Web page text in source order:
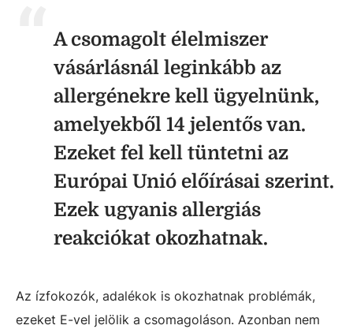
A csomagolt élelmiszer
vásárlásnál leginkább az
allergénekre kell ügyelnünk,
amelyekből 14 jelentős van.
Ezeket fel kell tüntetni az
Európai Unió előírásai szerint.
Ezek ugyanis allergiás
reakciókat okozhatnak.
Az ízfokozók, adalékok is okozhatnak problémák,
ezeket E-vel jelölik a csomagoláson. Azonban nem